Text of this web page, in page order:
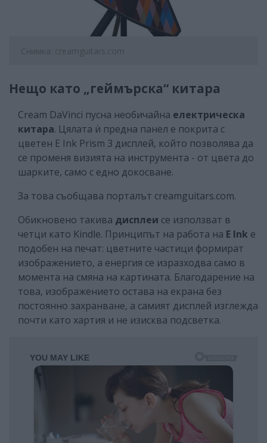
Снимка: creamguitars.com
Нещо като „геймърска“ китара
Cream DaVinci пусна необичайна електрическа
китара. Цялата ѝ предна панел е покрита с
цветен E Ink Prism 3 дисплей, който позволява да
се променя визията на инструмента - от цвета до
шарките, само с едно докосване.
За това съобщава порталът creamguitars.com.
Обикновено такива дисплеи се използват в
четци като Kindle. Принципът на работа на E Ink е
подобен на печат: цветните частици формират
изображението, а енергия се изразходва само в
момента на смяна на картината. Благодарение на
това, изображението остава на екрана без
постоянно захранване, а самият дисплей изглежда
почти като хартия и не изисква подсветка.